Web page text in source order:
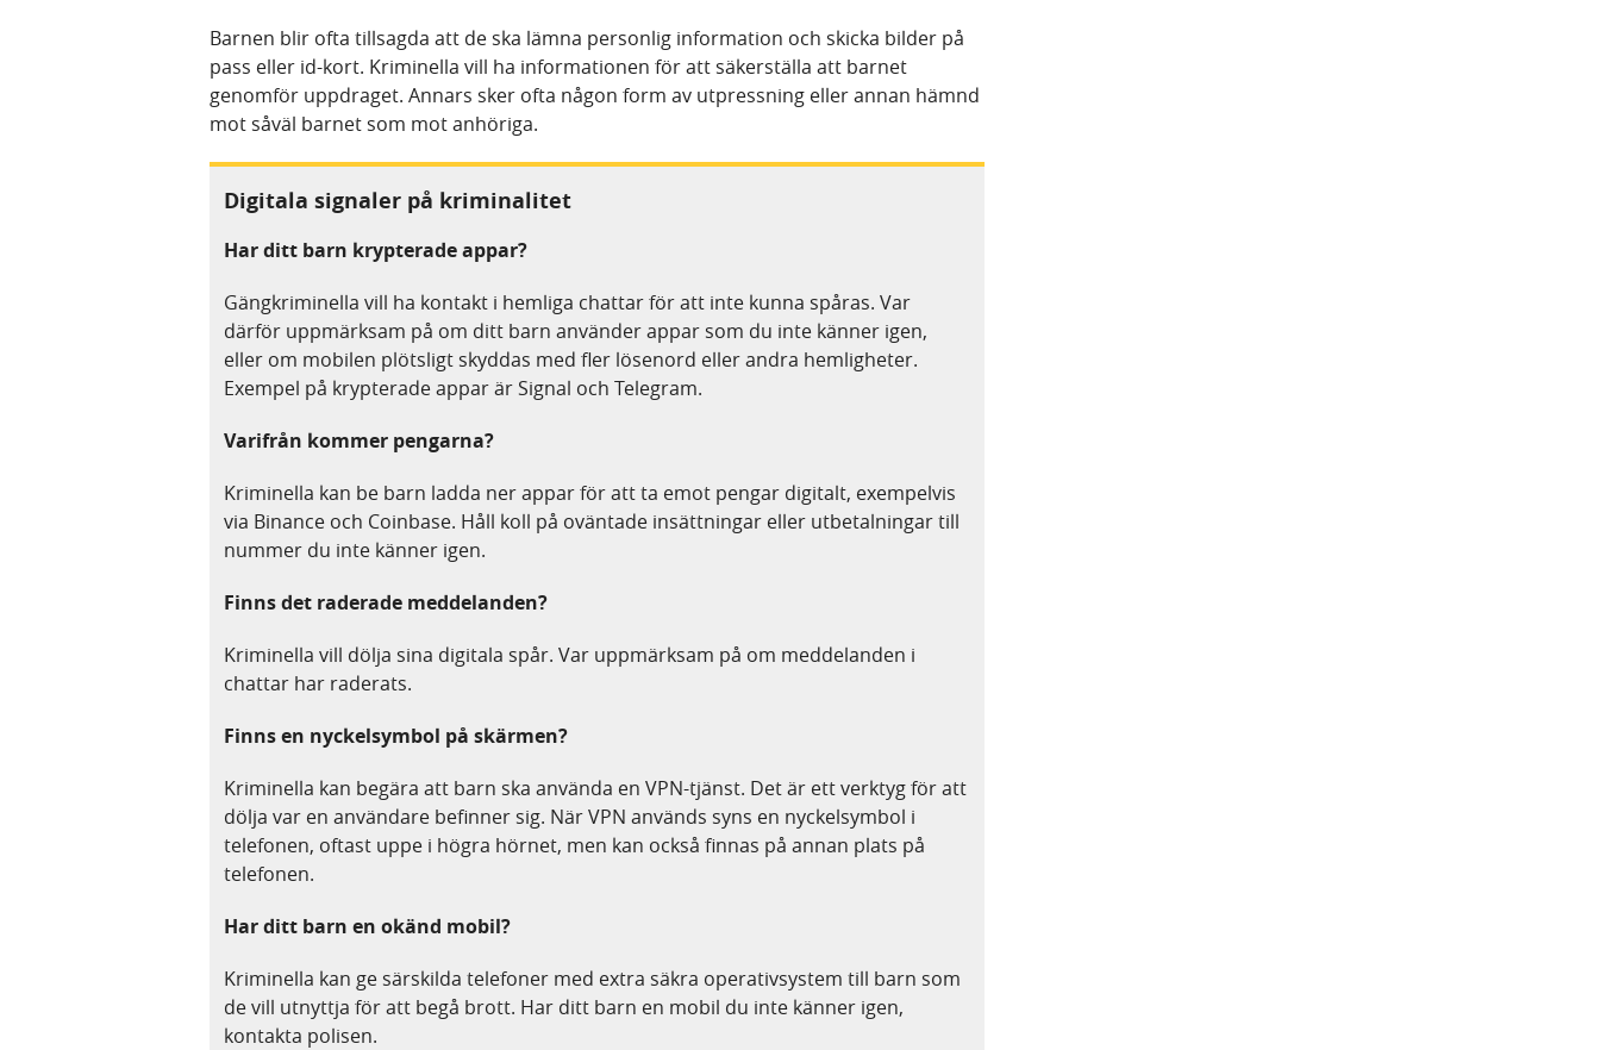
Barnen blir ofta tillsagda att de ska lämna personlig information och skicka bilder på
pass eller id-kort. Kriminella vill ha informationen för att säkerställa att barnet
genomför uppdraget. Annars sker ofta någon form av utpressning eller annan hämnd
mot såväl barnet som mot anhöriga.
Digitala signaler på kriminalitet
Har ditt barn krypterade appar?
Gängkriminella vill ha kontakt i hemliga chattar för att inte kunna spåras. Var
därför uppmärksam på om ditt barn använder appar som du inte känner igen,
eller om mobilen plötsligt skyddas med fler lösenord eller andra hemligheter.
Exempel på krypterade appar är Signal och Telegram.
Varifrån kommer pengarna?
Kriminella kan be barn ladda ner appar för att ta emot pengar digitalt, exempelvis
via Binance och Coinbase. Håll koll på oväntade insättningar eller utbetalningar till
nummer du inte känner igen.
Finns det raderade meddelanden?
Kriminella vill dölja sina digitala spår. Var uppmärksam på om meddelanden i
chattar har raderats.
Finns en nyckelsymbol på skärmen?
Kriminella kan begära att barn ska använda en VPN-tjänst. Det är ett verktyg för att
dölja var en användare befinner sig. När VPN används syns en nyckelsymbol i
telefonen, oftast uppe i högra hörnet, men kan också finnas på annan plats på
telefonen.
Har ditt barn en okänd mobil?
Kriminella kan ge särskilda telefoner med extra säkra operativsystem till barn som
de vill utnyttja för att begå brott. Har ditt barn en mobil du inte känner igen,
kontakta polisen.